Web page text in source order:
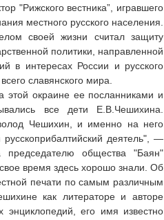
"Рижского вестника”, игравшего
местного русского населения.
своей жизни считал защиту
политики, направленной
в интересах России и русского
славянского мира.
этой окраине ее посланниками и
все дети Е.В.Чешихина.
Чешихин, и именно на него
деятель", —
общества "Баян"
время здесь хорошо знали. Об
печати по самым различным
как литераторе и авторе
энциклопедий, его имя известно